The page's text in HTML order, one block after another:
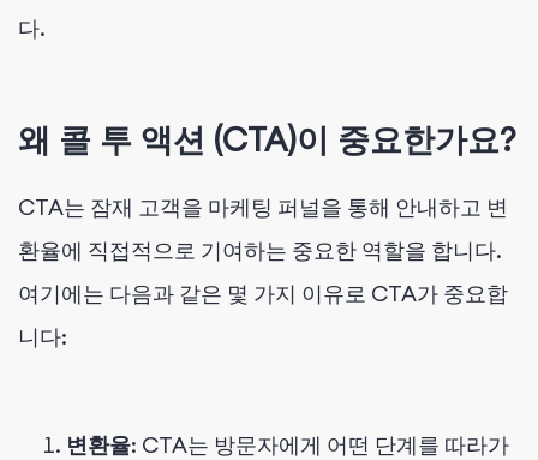
다.
왜 콜 투 액션 (CTA)이 중요한가요?
CTA는 잠재 고객을 마케팅 퍼널을 통해 안내하고 변
환율에 직접적으로 기여하는 중요한 역할을 합니다.
여기에는 다음과 같은 몇 가지 이유로 CTA가 중요합
니다:
변환율: CTA는 방문자에게 어떤 단계를 따라가